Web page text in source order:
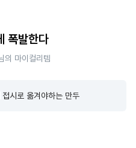
폭발한다
의 마이컬리템
시로 옮겨야하는 만두